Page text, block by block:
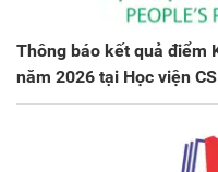
Thông báo kết quả điểm
năm 2026 tại Học viện